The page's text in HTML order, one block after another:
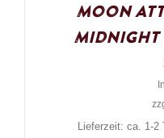
Moon
Midnight
Lieferzeit: ca. 1-2